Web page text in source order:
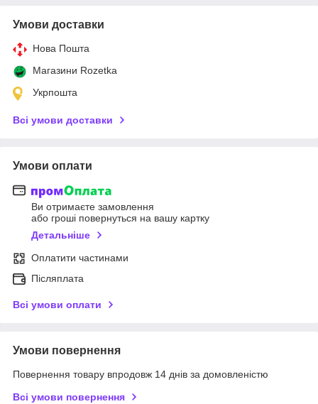
Умови доставки
Нова Пошта
Магазини Rozetka
Укрпошта
Всі умови доставки
Умови оплати
Ви отримаєте замовлення
або гроші повернуться на вашу картку
Детальніше
Оплатити частинами
Післяплата
Всі умови оплати
Умови повернення
Повернення товару впродовж 14 днів за домовленістю
Всі умови повернення